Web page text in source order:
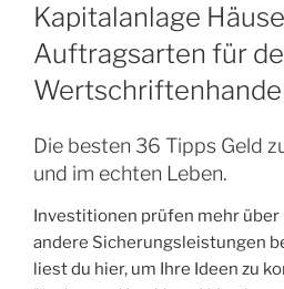
AM
Kapitalanlage
Auftragsarten für
Die besten 36 Tipps Geld
und im echten Leben.
Investitionen prüfen mehr über
andere Sicherungsleistungen
liest du hier, um Ihre Ideen zu